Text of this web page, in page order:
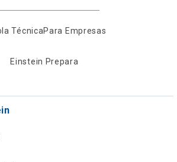
TécnicaPara Empresas
Einstein Prepara